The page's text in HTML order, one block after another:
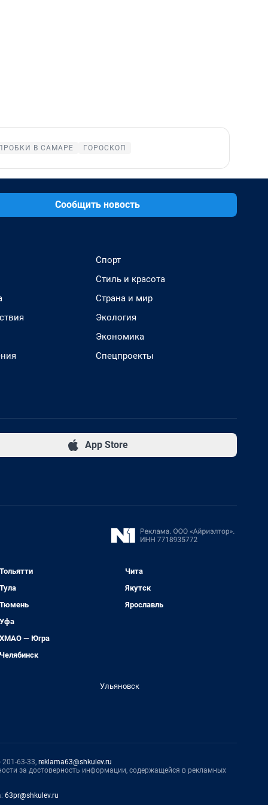
В САМАРЕ ГОРОСКОП
Сообщить новость
Спорт
Стиль и красота
Страна и мир
Экология
Экономика
Спецпроекты
App Store
Тольятти
Тула
Тюмень
Уфа
ХМАО — Югра
Челябинск
Чита
Якутск
Ярославль
Ульяновск
63-33, reklama63@shkulev.ru
за достоверность информации, содержащейся в рекламных
63pr@shkulev.ru